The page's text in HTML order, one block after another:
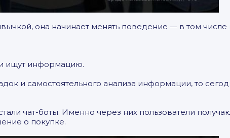
она начинает менять поведение — в том числе
ищут информацию.
и самостоятельного анализа информации, то
чат-боты. Именно через них пользователи
о покупке.